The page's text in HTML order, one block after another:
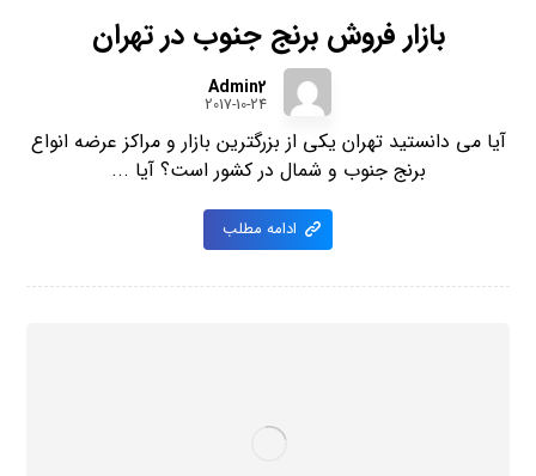
بازار فروش برنج جنوب در تهران
Admin2
2017-10-24
آیا می دانستید تهران یکی از بزرگترین بازار و مراکز عرضه انواع
برنج جنوب و شمال در کشور است؟ آیا ...
ادامه مطلب